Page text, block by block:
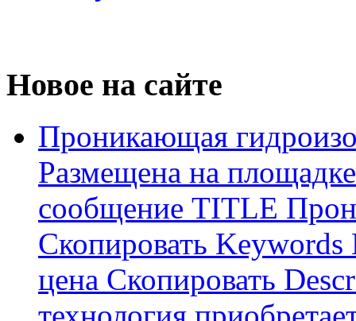
Новое на сайте
Проникающая
Размещена на
сообщение TITLE
Скопировать
цена Скопировать